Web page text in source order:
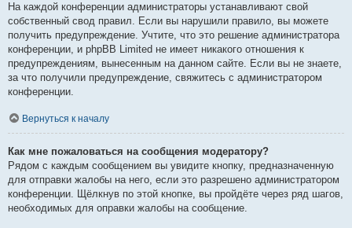
На каждой конференции администраторы устанавливают свой
собственный свод правил. Если вы нарушили правило, вы можете
получить предупреждение. Учтите, что это решение администратора
конференции, и phpBB Limited не имеет никакого отношения к
предупреждениям, вынесенным на данном сайте. Если вы не знаете,
за что получили предупреждение, свяжитесь с администратором
конференции.
Вернуться к началу
Как мне пожаловаться на сообщения модератору?
Рядом с каждым сообщением вы увидите кнопку, предназначенную
для отправки жалобы на него, если это разрешено администратором
конференции. Щёлкнув по этой кнопке, вы пройдёте через ряд шагов,
необходимых для оправки жалобы на сообщение.